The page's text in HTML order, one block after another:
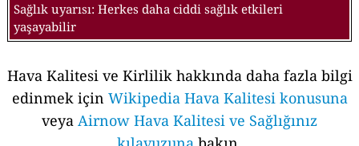
Sağlık uyarısı: Herkes daha ciddi sağlık etkileri
yaşayabilir
Hava Kalitesi ve Kirlilik hakkında daha fazla bilgi
edinmek için Wikipedia Hava Kalitesi konusuna
veya Airnow Hava Kalitesi ve Sağlığınız